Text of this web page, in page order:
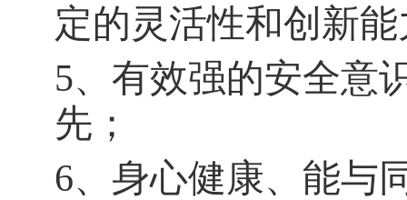
定的灵活性和创新
5、有效强的安全意
先；
6、身心健康、能与